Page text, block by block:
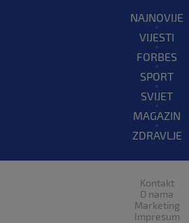
NAJNOVIJE
VIJESTI
FORBES
SPORT
SVIJET
MAGAZIN
ZDRAVLJE
Kontakt
O nama
Marketing
Impresum